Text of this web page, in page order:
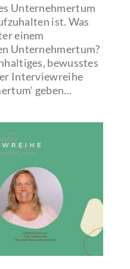
Unternehmertum
ist. Was
einem
Unternehmertum?
bewusstes
Interviewreihe
geben...